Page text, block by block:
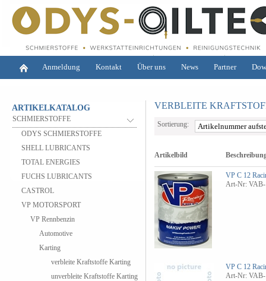
Anmeldung Kontakt Über uns News Partner
ARTIKELKATALOG
SCHMIERSTOFFE
ODYS SCHMIERSTOFFE
SHELL LUBRICANTS
TOTAL ENERGIES
FUCHS LUBRICANTS
CASTROL
VP MOTORSPORT
VP Rennbenzin
Automotive
Karting
verbleite Kraftstoffe Karting
unverbleite Kraftstoffe Karting
VERBLEITE
Sortierung:
Artikelbild
VP C 12
Art-Nr: VAB-
VP C 12
Art-Nr: VAB-